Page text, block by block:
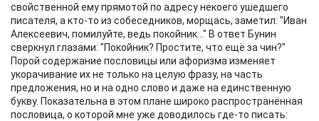
свойственной ему прямотой по адресу некоего ушедшего
писателя, а кто-то из собеседников, морщась, заметил: "Иван
Алексеевич, помилуйте, ведь покойник..." В ответ Бунин
сверкнул глазами: "Покойник? Простите, что ещё за чин?"
Порой содержание пословицы или афоризма изменяет
укорачивание их не только на целую фразу, на часть
предложения, но и на одно слово и даже на единственную
букву. Показательна в этом плане широко распространённая
пословица, о которой мне уже доводилось где-то писать: